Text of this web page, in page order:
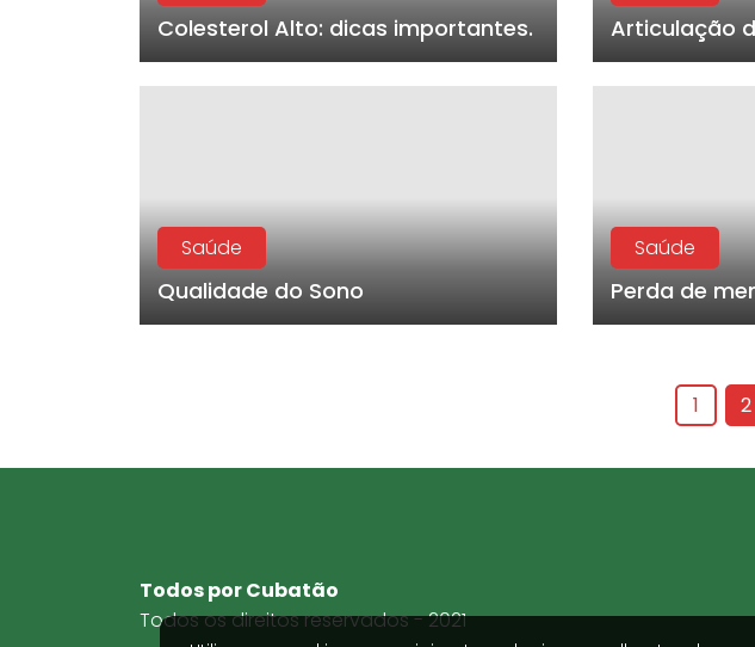
Colesterol Alto: dicas importantes. Articulação
Saúde
Qualidade do Sono
Saúde
Perda de
1 2
Todos por Cubatão
Todos os direitos reservados - 2021